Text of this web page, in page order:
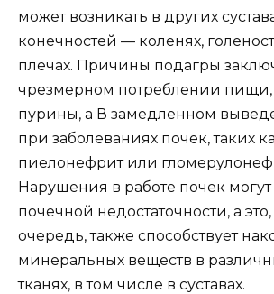
может возникать в других
конечностей — коленях,
плечах. Причины подагры
чрезмерном потреблении
пурины, а В замедленном
при заболеваниях почек, таких
пиелонефрит или
Нарушения в работе почек
почечной недостаточности, а
очередь, также способствует
минеральных веществ в
тканях, в том числе в суставах.